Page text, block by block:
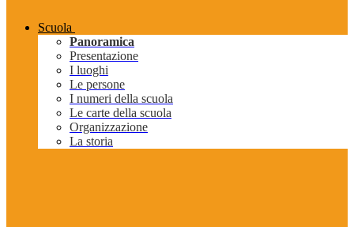
Scuola
Panoramica
Presentazione
I luoghi
Le persone
I numeri della scuola
Le carte della scuola
Organizzazione
La storia